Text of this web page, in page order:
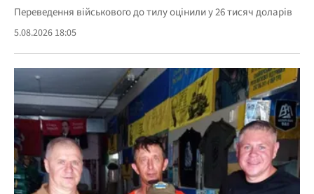
Переведення військового до тилу оцінили у 26 тисяч доларів
5.08.2026 18:05